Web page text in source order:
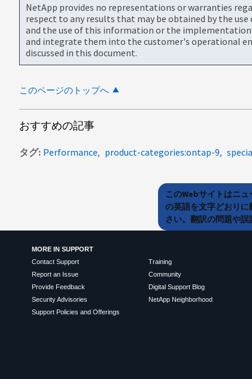
NetApp provides no representations or warranties
respect to any results that may be obtained by the
and the use of this information or the implementation
and integrate them into the customer's operational
discussed in this document.
このページのトップへ
おすすめの記事
タグ Performance product-categories:ontap-9
このWebサイトはニ
の英語を文字どおり
さい。翻訳の問題や
MORE IN SUPPORT
Contact Support
Report an Issue
Provide Feedback
Security Advisories
Support Policies and Offerings
Training
Community
Digital Support Blog
NetApp Neighborhood